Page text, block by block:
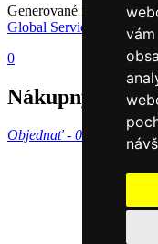
Generované redakčným
Global Services Slovakia
0
Nákupný košík
Objednať - 0 €